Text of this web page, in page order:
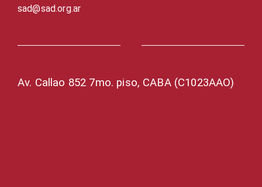
sad@sad.org.ar
Av. Callao 852 7mo. piso, CABA (C1023AAO)